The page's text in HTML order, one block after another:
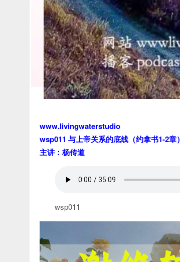
www.livingwaterstudio
wsp011 与上帝关系的底线（约拿书1-2章）
主讲：杨传道
wsp011